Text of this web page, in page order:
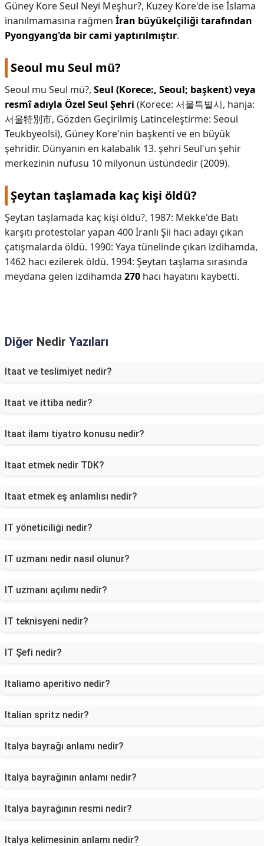
Güney Kore Seul Neyi Meşhur?, Kuzey Kore'de ise İslama
inanılmamasına rağmen İran büyükelçiliği tarafından
Pyongyang'da bir cami yaptırılmıştır.
Seoul mu Seul mü?
Seoul mu Seul mü?, Seul (Korece:, Seoul; başkent) veya
resmî adıyla Özel Seul Şehri (Korece: 서울특별시, hanja:
서울特別市, Gözden Geçirilmiş Latinceleştirme: Seoul
Teukbyeolsi), Güney Kore'nin başkenti ve en büyük
şehridir. Dünyanın en kalabalık 13. şehri Seul'un şehir
merkezinin nüfusu 10 milyonun üstündedir (2009).
Şeytan taşlamada kaç kişi öldü?
Şeytan taşlamada kaç kişi öldü?, 1987: Mekke'de Batı
karşıtı protestolar yapan 400 İranlı Şii hacı adayı çıkan
çatışmalarda öldü. 1990: Yaya tünelinde çıkan izdihamda,
1462 hacı ezilerek öldü. 1994: Şeytan taşlama sırasında
meydana gelen izdihamda 270 hacı hayatını kaybetti.
Diğer Nedir Yazıları
Itaat ve teslimiyet nedir?
Itaat ve ittiba nedir?
Itaat ilamı tiyatro konusu nedir?
Itaat etmek nedir TDK?
Itaat etmek eş anlamlısı nedir?
IT yöneticiliği nedir?
IT uzmanı nedir nasıl olunur?
IT uzmanı açılımı nedir?
IT teknisyeni nedir?
IT Şefi nedir?
Italiamo aperitivo nedir?
Italian spritz nedir?
Italya bayrağı anlamı nedir?
Italya bayrağının anlamı nedir?
Italya bayrağının resmi nedir?
Italya kelimesinin anlamı nedir?